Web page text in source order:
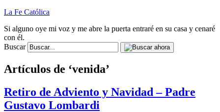
La Fe Católica
Si alguno oye mi voz y me abre la puerta entraré en su casa y cenaré
con él.
Buscar
Artículos de ‘venida’
Retiro de Adviento y Navidad – Padre
Gustavo Lombardi